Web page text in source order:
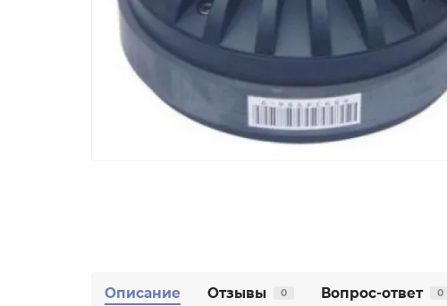
Описание Отзывы 0 Вопрос-ответ 0